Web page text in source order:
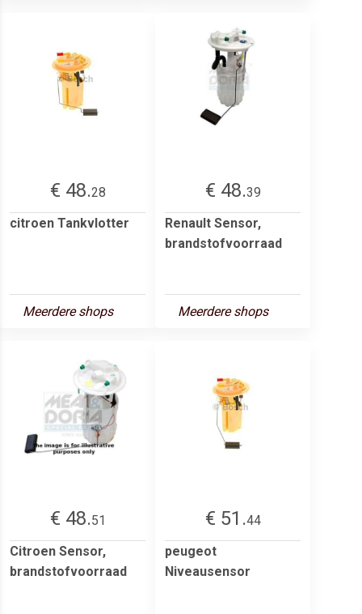
€ 48.28
citroen Tankvlotter
Meerdere shops
€ 48.39
Renault Sensor,
brandstofvoorraad
Meerdere shops
€ 48.51
Citroen Sensor,
brandstofvoorraad
€ 51.44
peugeot
Niveausensor